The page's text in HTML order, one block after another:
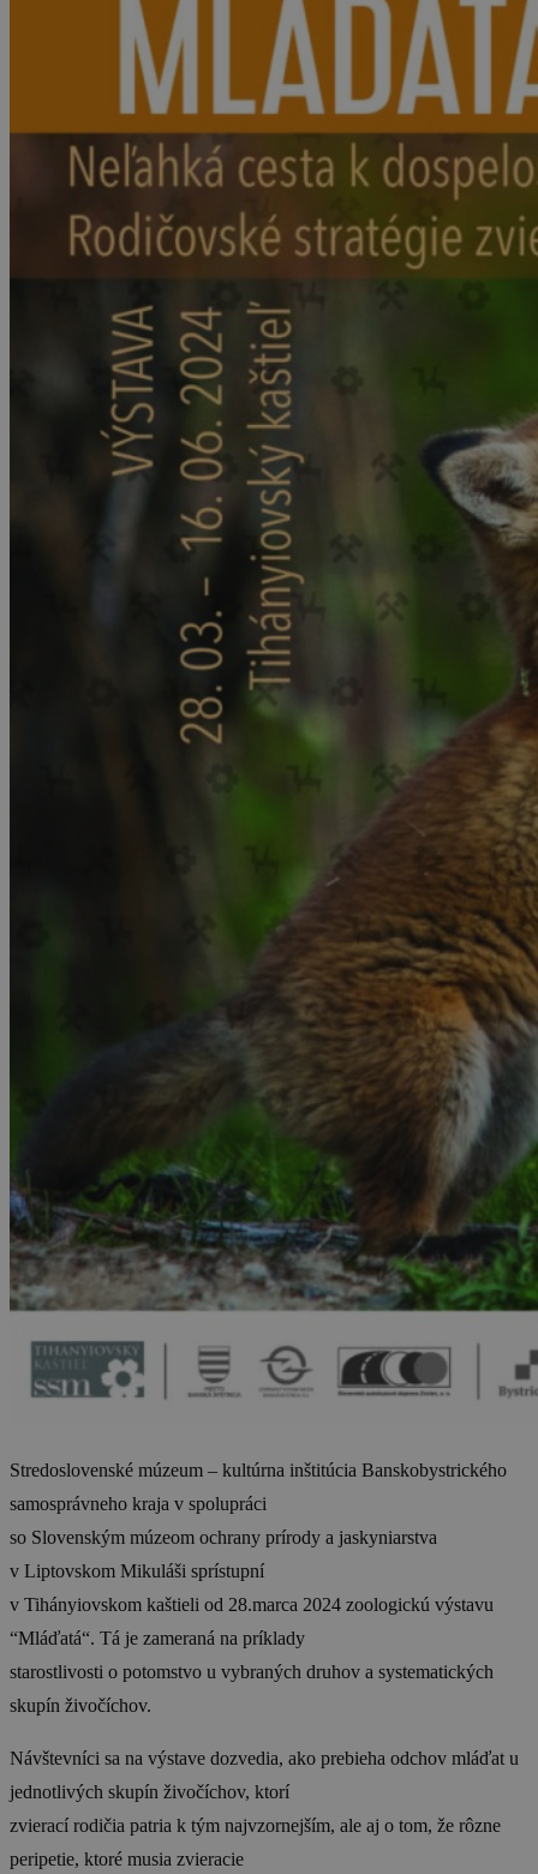
Stredoslovenské múzeum – kultúrna inštitúcia Banskobystrického
samosprávneho kraja v spolupráci
so Slovenským múzeom ochrany prírody a jaskyniarstva
v Liptovskom Mikuláši sprístupní
v Tihányiovskom kaštieli od 28.marca 2024 zoologickú výstavu
“Mláďatá“. Tá je zameraná na príklady
starostlivosti o potomstvo u vybraných druhov a systematických
skupín živočíchov.
Návštevníci sa na výstave dozvedia, ako prebieha odchov mláďat u
jednotlivých skupín živočíchov, ktorí
zvierací rodičia patria k tým najvzornejším, ale aj o tom, že rôzne
peripetie, ktoré musia zvieracie